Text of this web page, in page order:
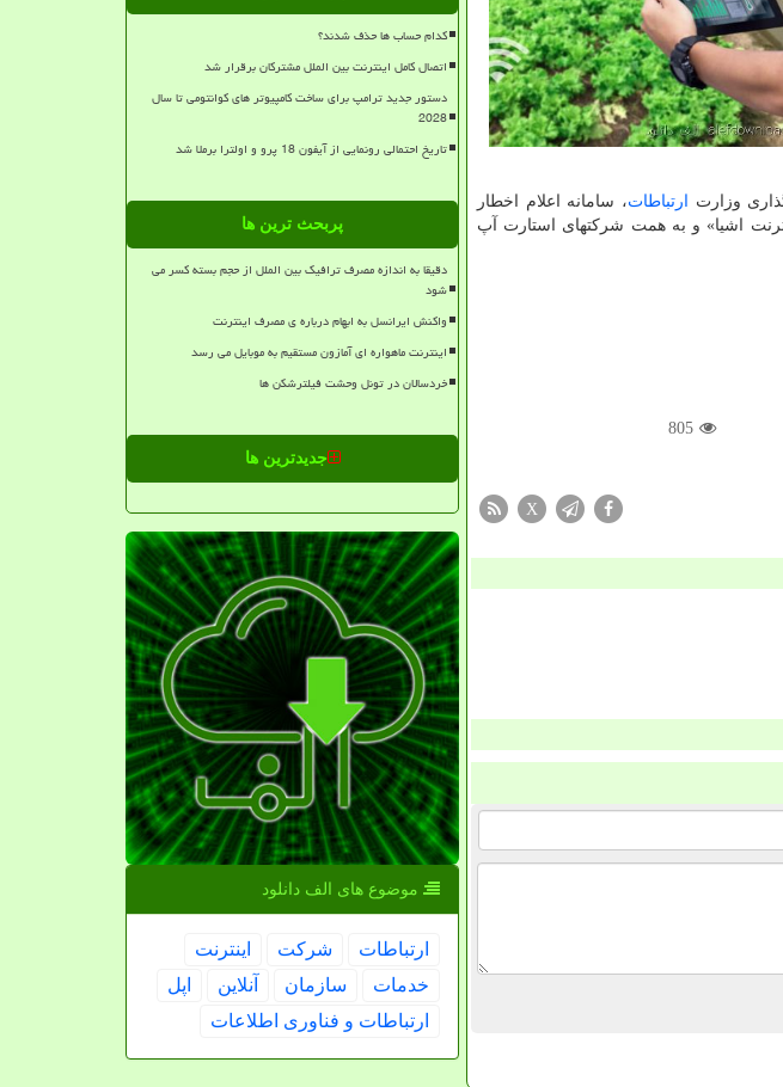
وزارت
ارتباطات، سامانه اعلام اخطار
اشیا» و به همت شرکتهای استارت آپ
805
X
کدام حساب ها حذف شدند؟
اتصال کامل اینترنت بین الملل مشترکان برقرار شد
دستور جدید ترامپ برای ساخت کامپیوتر های کوانتومی تا سال
2028
تاریخ احتمالی رونمایی از آیفون 18 پرو و اولترا برملا شد
پربحث ترین ها
دقیقا به اندازه مصرف ترافیک بین الملل از حجم بسته کسر می
شود
واکنش ایرانسل به ابهام درباره ی مصرف اینترنت
اینترنت ماهواره ای آمازون مستقیم به موبایل می رسد
خردسالان در تونل وحشت فیلترشکن ها
جدیدترین ها
موضوع های الف دانلود
ارتباطات شركت
اینترنت
خدمات
سازمان آنلاین
اپل
ارتباطات و فناوری اطلاعات